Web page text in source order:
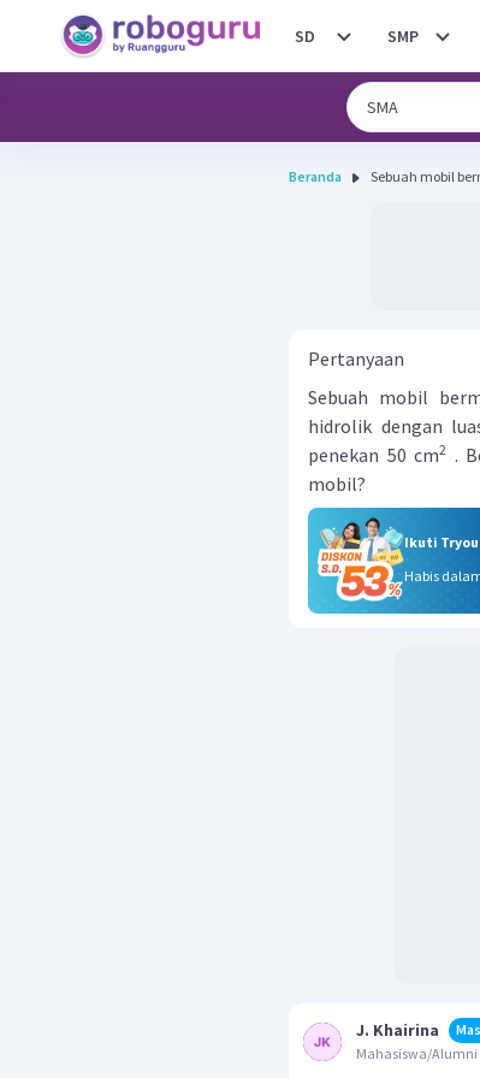
SD SMP
Beranda Sebuah mobil
Pertanyaan
Sebuah mobil
hidrolik dengan
penekan 50 cm2 .
mobil?
Ikuti
Habis
J. Khairina
Mahasiswa/Alumni